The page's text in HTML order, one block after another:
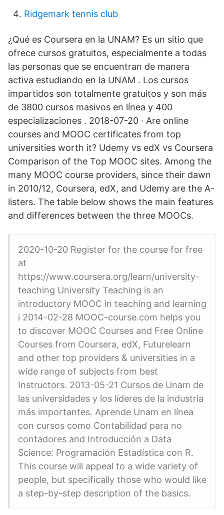
Ridgemark tennis club
¿Qué es Coursera en la UNAM? Es un sitio que
ofrece cursos gratuitos, especialmente a todas
las personas que se encuentran de manera
activa estudiando en la UNAM . Los cursos
impartidos son totalmente gratuitos y son más
de 3800 cursos masivos en línea y 400
especializaciones . 2018-07-20 · Are online
courses and MOOC certificates from top
universities worth it? Udemy vs edX vs Coursera
Comparison of the Top MOOC sites. Among the
many MOOC course providers, since their dawn
in 2010/12, Coursera, edX, and Udemy are the A-
listers. The table below shows the main features
and differences between the three MOOCs.
2020-10-20 Register for the course for free
at
https://www.coursera.org/learn/university-
teaching University Teaching is an
introductory MOOC in teaching and learning
i 2014-02-28 MOOC-course.com helps you
to discover MOOC Courses and Free Online
Courses from Coursera, edX, Futurelearn
and other top providers & universities in a
wide range of subjects from best
Instructors. 2013-05-21 Cursos de Unam de
las universidades y los líderes de la industria
más importantes. Aprende Unam en línea
con cursos como Contabilidad para no
contadores and Introducción a Data
Science: Programación Estadística con R.
This course will appeal to a wide variety of
people, but specifically those who would like
a step-by-step description of the basics.